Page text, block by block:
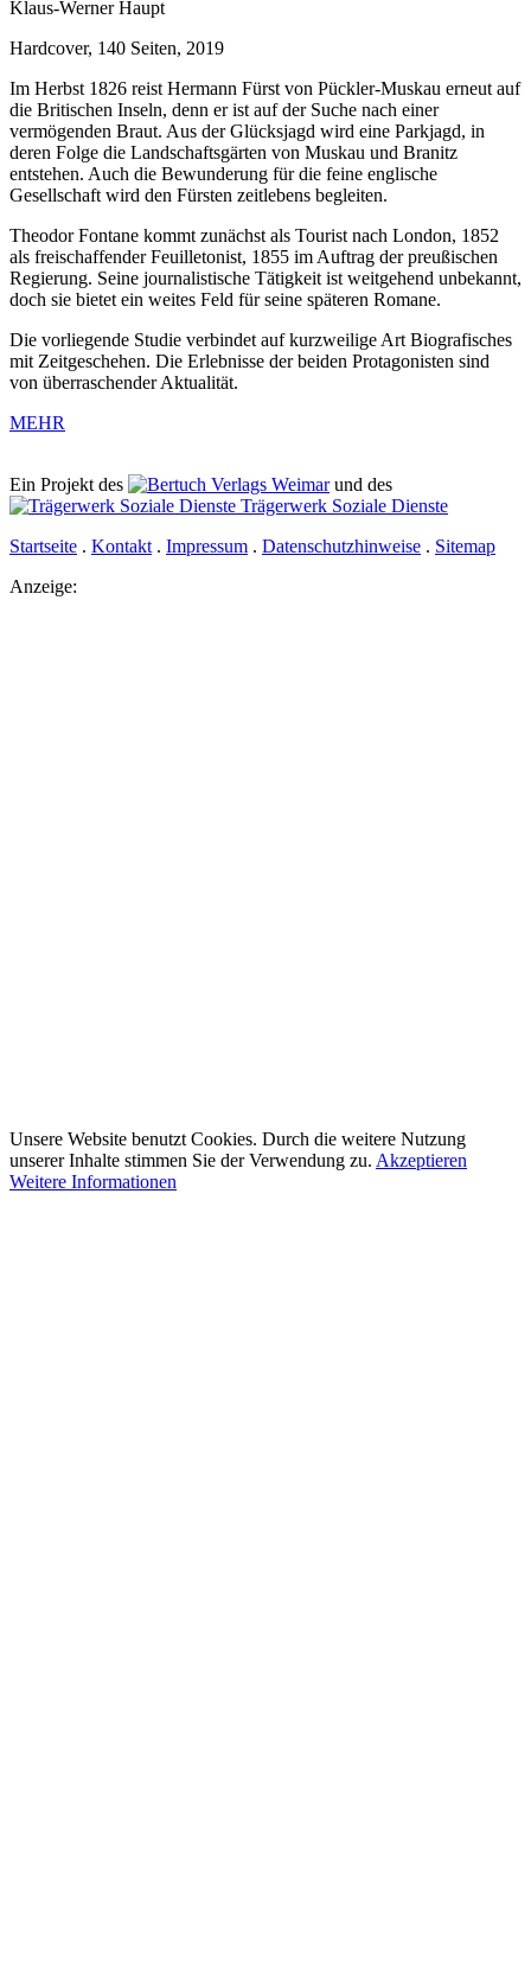
Klaus-Werner Haupt
Hardcover, 140 Seiten, 2019
Im Herbst 1826 reist Hermann Fürst von Pückler-Muskau erneut auf
die Britischen Inseln, denn er ist auf der Suche nach einer
vermögenden Braut. Aus der Glücksjagd wird eine Parkjagd, in
deren Folge die Landschaftsgärten von Muskau und Branitz
entstehen. Auch die Bewunderung für die feine englische
Gesellschaft wird den Fürsten zeitlebens begleiten.
Theodor Fontane kommt zunächst als Tourist nach London, 1852
als freischaffender Feuilletonist, 1855 im Auftrag der preußischen
Regierung. Seine journalistische Tätigkeit ist weitgehend unbekannt,
doch sie bietet ein weites Feld für seine späteren Romane.
Die vorliegende Studie verbindet auf kurzweilige Art Biografisches
mit Zeitgeschehen. Die Erlebnisse der beiden Protagonisten sind
von überraschender Aktualität.
MEHR
Ein Projekt des Verlags Weimarund des
Trägerwerk Soziale Dienste
Startseite . Kontakt . Impressum . Datenschutzhinweise . Sitemap
Anzeige:
Unsere Website benutzt Cookies. Durch die weitere Nutzung
unserer Inhalte stimmen Sie der Verwendung zu. Akzeptieren
Weitere Informationen